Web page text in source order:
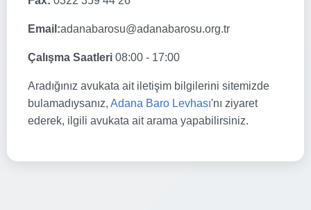
Email:adanabarosu@adanabarosu.org.tr
Çalışma Saatleri 08:00 - 17:00
Aradığınız avukata ait iletişim bilgilerini sitemizde
bulamadıysanız, Adana Baro Levhası'nı ziyaret
ederek, ilgili avukata ait arama yapabilirsiniz.